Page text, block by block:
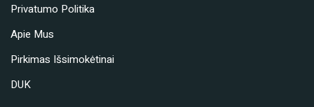
Privatumo Politika
Apie Mus
Pirkimas Išsimokėtinai
DUK